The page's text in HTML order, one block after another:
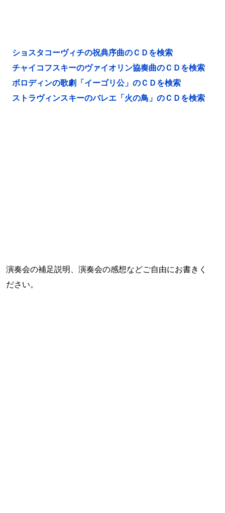
ショスタコーヴィチの祝典序曲のＣＤを検索
チャイコフスキーのヴァイオリン協奏曲のＣＤを検索
ボロディンの歌劇「イーゴリ公」のＣＤを検索
ストラヴィンスキーのバレエ「火の鳥」のＣＤを検索
演奏会の補足説明、演奏会の感想などご自由にお書きく
ださい。